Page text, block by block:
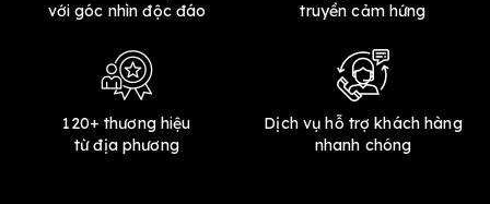
với góc nhìn độc đáo
truyền cảm hứng
120+ thương hiệu
từ địa phương
Dịch vụ hỗ trợ khách hàng
nhanh chóng